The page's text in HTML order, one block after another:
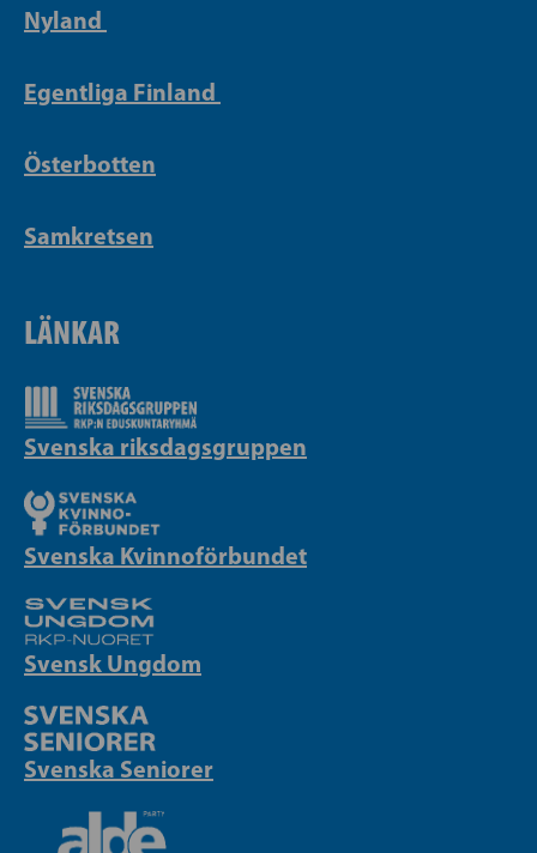
Nyland
Egentliga Finland
Österbotten
Samkretsen
LÄNKAR
Svenska riksdagsgruppen
Svenska Kvinnoförbundet
Svensk Ungdom
Svenska Seniorer